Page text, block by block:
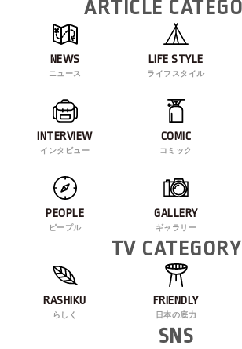
ARTICLE
NEWS
ニュース
LIFE STYLE
ライフスタイル
INTERVIEW
インタビュー
COMIC
コミック
PEOPLE
ピープル
GALLERY
ギャラリー
TV CATEGORY
RASHIKU
らしく
FRIENDLY
日本の底力
SNS